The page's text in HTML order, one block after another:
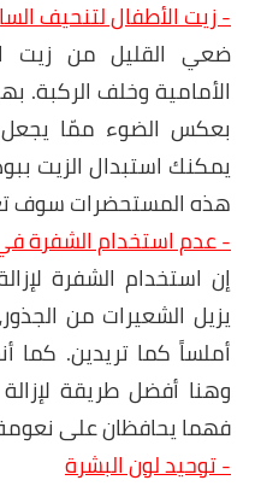
- زيت الأطفال لتنحيف
ضعي القليل من زيت
الأمامية وخلف الركبة.
بعكس الضوء ممّا يجعل
يمكنك استبدال الزيت
هذه المستحضرات سوف
- عدم استخدام الشفرة في
إن استخدام الشفرة
يزيل الشعيرات من
أملساً كما تريدين. كما
وهنا أفضل طريقة
فهما يحافظان على
- توحيد لون البشرة